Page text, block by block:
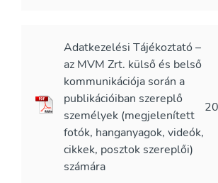
Adatkezelési Tájékoztató –
az MVM Zrt. külső és belső
kommunikációja során a
publikációiban szereplő
személyek (megjelenített
fotók, hanganyagok, videók,
cikkek, posztok szereplői)
számára